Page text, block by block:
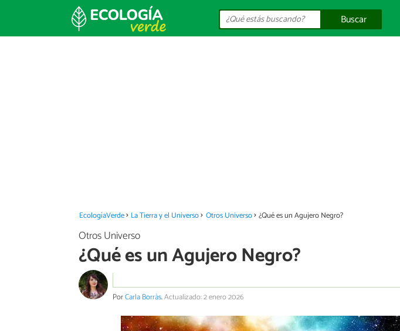
Buscar
EcologíaVerde La Tierra y el Universo Otros Universo ¿Qué es un Agujero Negro?
Otros Universo
¿Qué es un Agujero Negro?
PorCarla Borràs.Actualizado: 2 enero 2026